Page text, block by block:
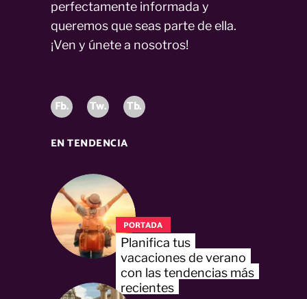
perfectamente informada y
queremos que seas parte de ella.
¡Ven y únete a nosotros!
Fb. Tw. Tb.
EN TENDENCIA
PORTADA
Planifica tus
vacaciones de verano
con las tendencias más
recientes